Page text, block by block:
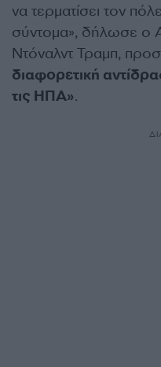
να τερματίσει τον
σύντομα», δήλωσε ο
Ντόναλντ Τραμπ,
διαφορετική
τις ΗΠΑ».